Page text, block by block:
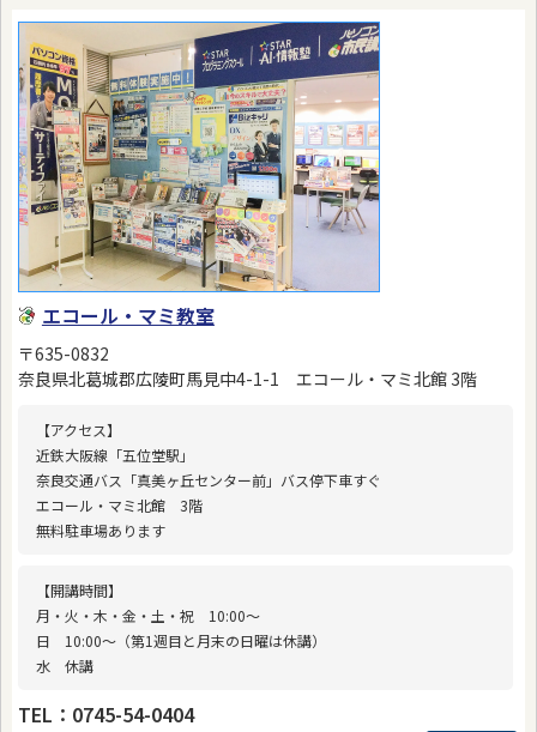
エコール・マミ教室
〒635-0832
奈良県北葛城郡広陵町馬見中4-1-1 エコール・マミ北館 3階
【アクセス】
近鉄大阪線「五位堂駅」
奈良交通バス「真美ヶ丘センター前」バス停下車すぐ
エコール・マミ北館 3階
無料駐車場あります
【開講時間】
月・火・木・金・土・祝 10:00〜
日 10:00〜（第1週目と月末の日曜は休講）
水 休講
TEL：0745-54-0404